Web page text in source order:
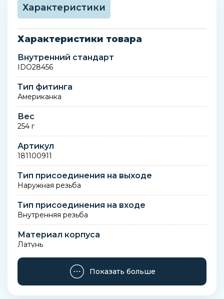
Характеристики
Характеристики товара
Внутренний стандарт
IDO28456
Тип фитинга
Американка
Вес
254 г
Артикул
181100911
Тип присоединения на выходе
Наружная резьба
Тип присоединения на входе
Внутренняя резьба
Материал корпуса
Латунь
Диаметр номинальный
Присоединение 1
Показать больше